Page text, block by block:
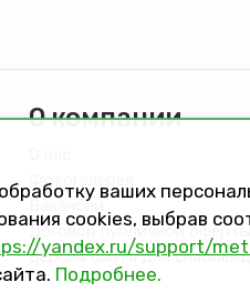
О компании
Фотогалерея
Вакансии
Договор публичной оферты
Версия сайта для
ваших
cookies, выбрав
yandex.ru/support/
Подробнее.